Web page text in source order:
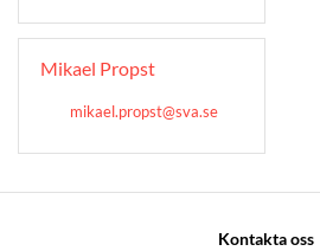
Mikael Propst
mikael.propst@sva.se
Kontakta oss